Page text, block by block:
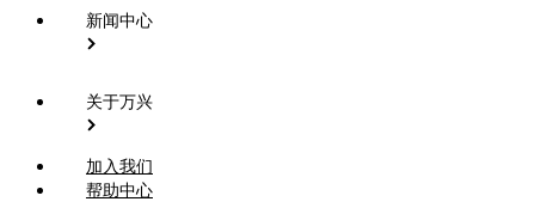
新闻中心
关于万兴
加入我们
帮助中心